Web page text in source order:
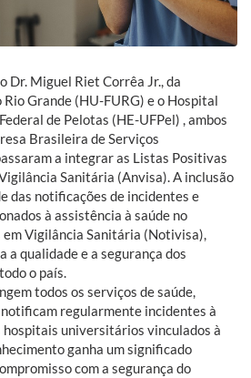
Miguel Riet Corrêa Jr., da
Grande (HU-FURG) e o Hospital
de Pelotas (HE-UFPel) , ambos
Brasileira de Serviços
a integrar as Listas Positivas
Sanitária (Anvisa). A inclusão
das notificações de incidentes e
à assistência à saúde no
Vigilância Sanitária (Notivisa),
qualidade e a segurança dos
o país.
todos os serviços de saúde,
regularmente incidentes à
hospitais universitários vinculados à
ganha um significado
com a segurança do